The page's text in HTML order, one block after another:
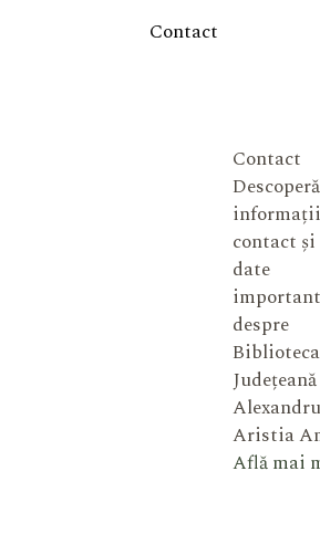
Contact
Contact
Descoperă
contact
date
despre
Biblioteca
Județeană
Aristia
Află mai